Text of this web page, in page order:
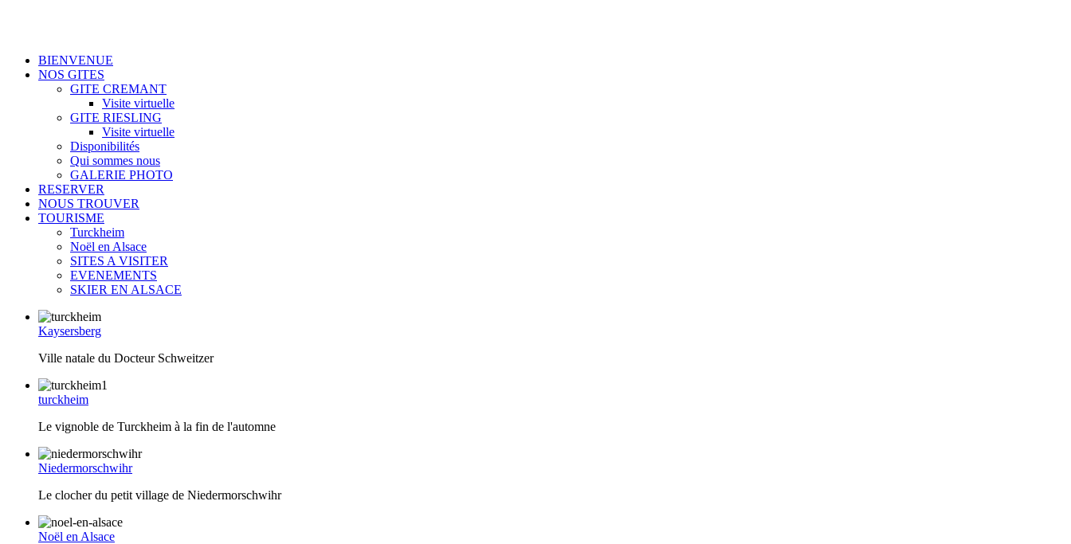
BIENVENUE
NOS GITES
GITE CREMANT
Visite virtuelle
GITE RIESLING
Visite virtuelle
Disponibilités
Qui sommes nous
GALERIE PHOTO
RESERVER
NOUS TROUVER
TOURISME
Turckheim
Noël en Alsace
SITES A VISITER
EVENEMENTS
SKIER EN ALSACE
Kaysersberg
Ville natale du Docteur Schweitzer
turckheim
Le vignoble de Turckheim à la fin de l'automne
Niedermorschwihr
Le clocher du petit village de Niedermorschwihr
Noël en Alsace